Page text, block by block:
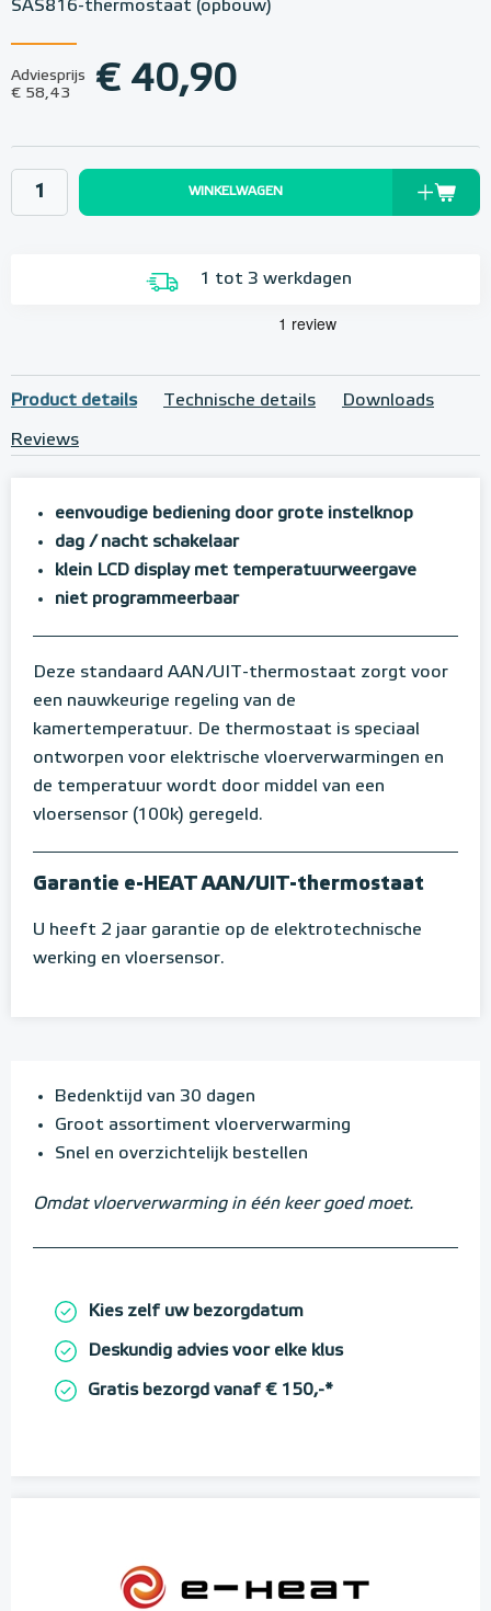
SAS816-thermostaat (opbouw)
Adviesprijs
€ 58,43
€ 40,90
WINKELWAGEN
1 tot 3 werkdagen
Product details Technische details Downloads
Reviews
eenvoudige bediening door grote instelknop
dag / nacht schakelaar
klein LCD display met temperatuurweergave
niet programmeerbaar
Deze standaard AAN/UIT-thermostaat zorgt voor
een nauwkeurige regeling van de
kamertemperatuur. De thermostaat is speciaal
ontworpen voor elektrische vloerverwarmingen en
de temperatuur wordt door middel van een
vloersensor (100k) geregeld.
Garantie e-HEAT AAN/UIT-thermostaat
U heeft 2 jaar garantie op de elektrotechnische
werking en vloersensor.
Bedenktijd van 30 dagen
Groot assortiment vloerverwarming
Snel en overzichtelijk bestellen
Omdat vloerverwarming in één keer goed moet.
Kies zelf uw bezorgdatum
Deskundig advies voor elke klus
Gratis bezorgd vanaf € 150,-*